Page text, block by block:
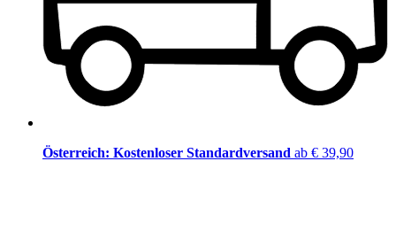
Österreich: Kostenloser Standardversand ab € 39,90